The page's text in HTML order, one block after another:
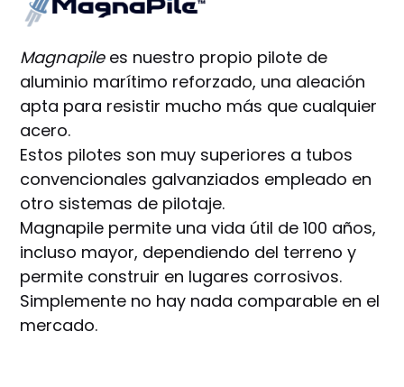
Magnapilees nuestro propio pilote de
aluminio marítimo reforzado, una aleación
apta para resistir mucho más que cualquier
acero.
Estos pilotes son muy superiores a tubos
convencionales galvanziados empleado en
otro sistemas de pilotaje.
Magnapile permite una vida útil de 100 años,
incluso mayor, dependiendo del terreno y
permite construir en lugares corrosivos.
Simplemente no hay nada comparable en el
mercado.